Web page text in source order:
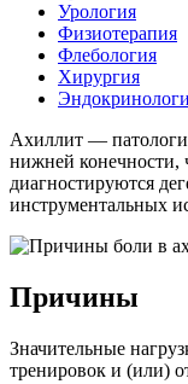
Урология
Физиотерапия
Флебология
Хирургия
Ахиллит —
нижней конечности,
диагностируются
инструментальных
Причины
Значительные
тренировок и (или)